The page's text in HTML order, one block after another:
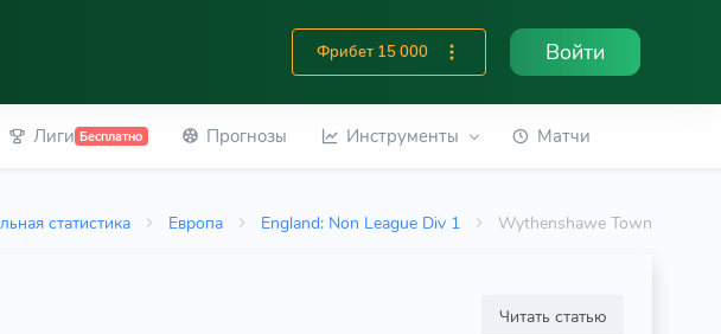
Фрибет 15 000 Войти
Лиги Бесплатно Прогнозы Инструменты Матчи
статистика Европа England: Non League Div 1 Wythenshawe Town
Читать статью